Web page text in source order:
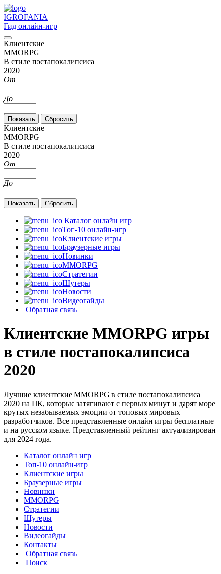
IGROFANIA
Гид онлайн-игр
Клиентские
MMORPG
В стиле постапокалипсиса
2020
От
До
Клиентские
MMORPG
В стиле постапокалипсиса
2020
От
До
Каталог онлайн игр
Топ-10 онлайн-игр
Клиентские игры
Браузерные игры
Новинки
MMORPG
Стратегии
Шутеры
Новости
Видеогайды
Обратная связь
Клиентские MMORPG игры
в стиле постапокалипсиса
2020
Лучшие клиентские MMORPG в стиле постапокалипсиса
2020 на ПК, которые затягивают с первых минут и дарят море
крутых незабываемых эмоций от топовых мировых
разработчиков. Все представленные онлайн игры бесплатные
и на русском языке. Представленный рейтинг актуализирован
для 2024 года.
Каталог онлайн игр
Топ-10 онлайн-игр
Клиентские игры
Браузерные игры
Новинки
MMORPG
Стратегии
Шутеры
Новости
Видеогайды
Контакты
Обратная связь
Поиск